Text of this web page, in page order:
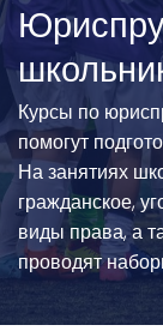
Курсы по
помогут
На занятиях
гражданское,
виды права, а
проводят